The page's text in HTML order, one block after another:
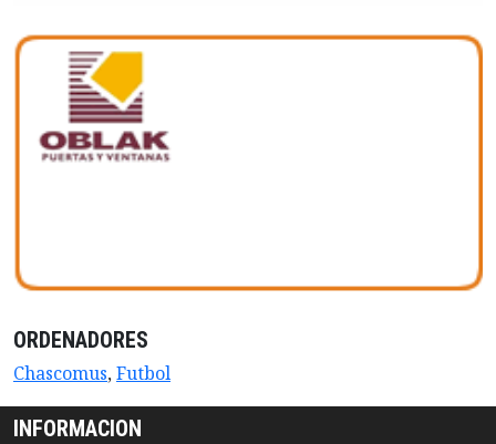
ORDENADORES
Chascomus,Futbol
INFORMACION